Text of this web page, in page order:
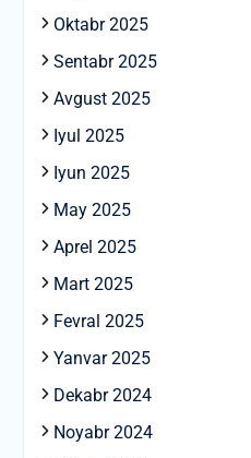
Oktabr 2025
Sentabr 2025
Avgust 2025
Iyul 2025
Iyun 2025
May 2025
Aprel 2025
Mart 2025
Fevral 2025
Yanvar 2025
Dekabr 2024
Noyabr 2024